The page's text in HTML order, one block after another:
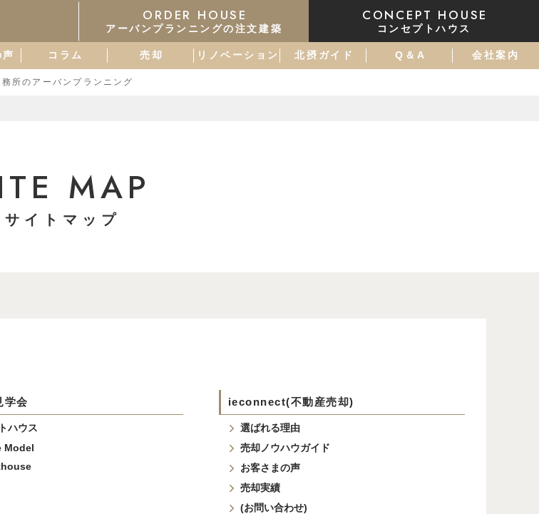
ORDER HOUSE
アーバンプランニングの注文建築
CONCEPT HOUSE
コンセプトハウス
コラム 売却 リノベーション 北摂ガイド Q＆A 会社案内
所のアーバンプランニング
MAP
サイトマップ
学会
ハウス
Model
ieconnect(不動産売却)
選ばれる理由
売却ノウハウガイド
お客さまの声
売却実績
(お問い合わせ)